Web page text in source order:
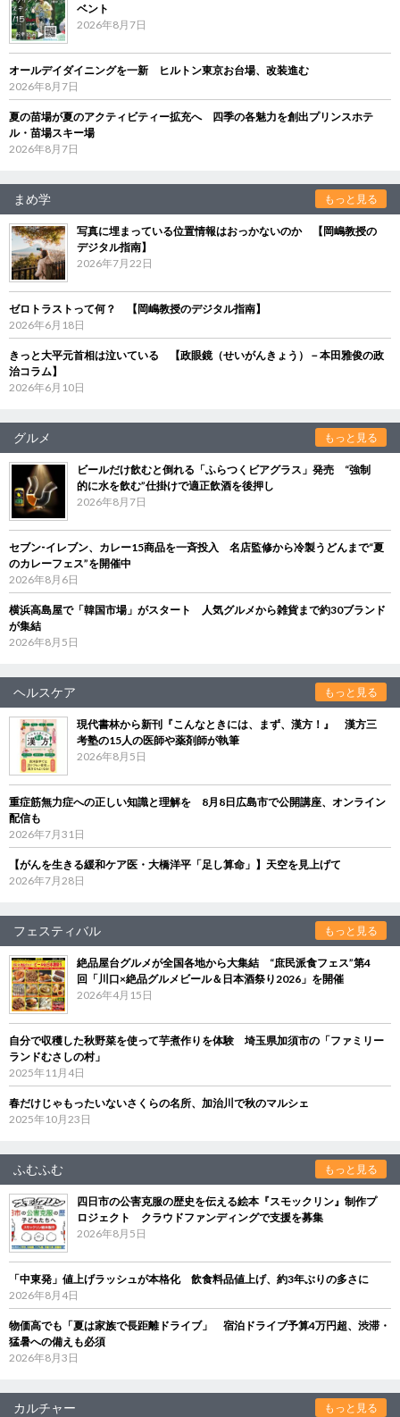
ベント
2026年8月7日
オールデイダイニングを一新 ヒルトン東京お台場、改装進む
2026年8月7日
夏の苗場が夏のアクティビティー拡充へ 四季の各魅力を創出プリンスホテ
ル・苗場スキー場
2026年8月7日
まめ学 もっと見る
写真に埋まっている位置情報はおっかないのか 【岡嶋教授の
デジタル指南】
2026年7月22日
ゼロトラストって何？ 【岡嶋教授のデジタル指南】
2026年6月18日
きっと大平元首相は泣いている 【政眼鏡（せいがんきょう）－本田雅俊の政
治コラム】
2026年6月10日
グルメ もっと見る
ビールだけ飲むと倒れる「ふらつくビアグラス」発売 “強制
的に水を飲む”仕掛けで適正飲酒を後押し
2026年8月7日
セブン‐イレブン、カレー15商品を一斉投入 名店監修から冷製うどんまで“夏
のカレーフェス”を開催中
2026年8月6日
横浜高島屋で「韓国市場」がスタート 人気グルメから雑貨まで約30ブランド
が集結
2026年8月5日
ヘルスケア もっと見る
現代書林から新刊『こんなときには、まず、漢方！』 漢方三
考塾の15人の医師や薬剤師が執筆
2026年8月5日
重症筋無力症への正しい知識と理解を 8月8日広島市で公開講座、オンライン
配信も
2026年7月31日
【がんを生きる緩和ケア医・大橋洋平「足し算命」】天空を見上げて
2026年7月28日
フェスティバル もっと見る
絶品屋台グルメが全国各地から大集結 “庶民派食フェス”第4
回「川口×絶品グルメビール＆日本酒祭り2026」を開催
2026年4月15日
自分で収穫した秋野菜を使って芋煮作りを体験 埼玉県加須市の「ファミリー
ランドむさしの村」
2025年11月4日
春だけじゃもったいないさくらの名所、加治川で秋のマルシェ
2025年10月23日
ふむふむ もっと見る
四日市の公害克服の歴史を伝える絵本『スモックリン』制作プ
ロジェクト クラウドファンディングで支援を募集
2026年8月5日
「中東発」値上げラッシュが本格化 飲食料品値上げ、約3年ぶりの多さに
2026年8月4日
物価高でも「夏は家族で長距離ドライブ」 宿泊ドライブ予算4万円超、渋滞・
猛暑への備えも必須
2026年8月3日
カルチャー もっと見る